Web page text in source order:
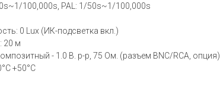
100,000s, PAL: 1/50s~1/100,000s
0 Lux (ИК-подсветка вкл.)
20 м
- 1.0 В. p-p, 75 Ом. (разъем BNC/RCA, опция)
+50°С